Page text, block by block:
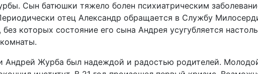
Сын батюшки тяжело болен психиатрическим
отец Александр обращается в Службу
которых состояние его сына Андрея усугубляется
Андрей Журба был надеждой и радостью родителей.